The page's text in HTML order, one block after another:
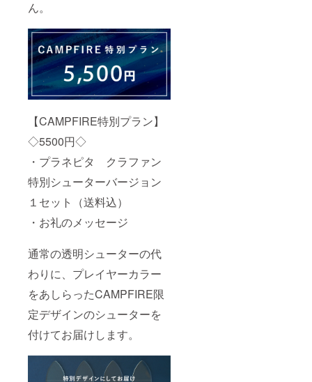
ん。
【CAMPFIRE特別プラン】
◇5500円◇
・プラネピタ クラファン
特別シューターバージョン
１セット（送料込）
・お礼のメッセージ
通常の透明シューターの代
わりに、プレイヤーカラー
をあしらったCAMPFIRE限
定デザインのシューターを
付けてお届けします。